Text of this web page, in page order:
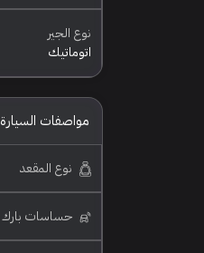
نوع الجير
اتوماتيك
مواصفات السيارة
نوع المقعد
حساسات بارك